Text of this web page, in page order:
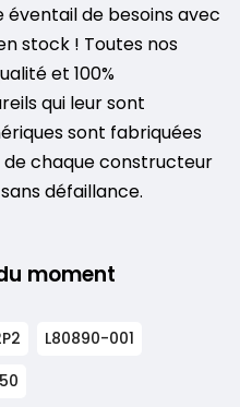
de besoins avec
stock ! Toutes nos
et 100%
qui leur sont
sont fabriquées
chaque constructeur
défaillance.
moment
L80890-001